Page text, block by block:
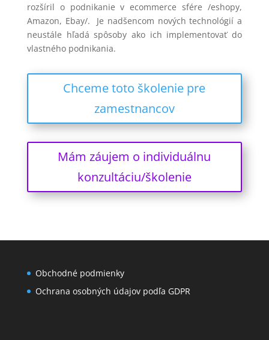
rozšíril o podnikanie v ecommerce sfére /eshopy,
Amazon, Ebay/. Je nadšencom nových technológií a
neustále hľadá spôsoby ako ich implementovať do
vlastného podnikania.
Chceme toto školenie pre
zamestnancov
Mám záujem o individuálnu
konzultáciu/školenie
Obchodné podmienky
Ochrana osobných údajov podľa GDPR